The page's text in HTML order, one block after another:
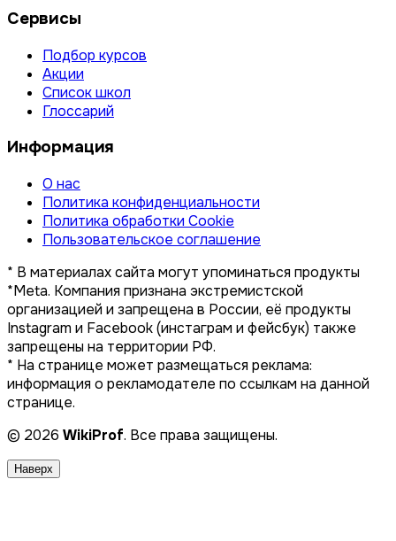
Сервисы
Подбор курсов
Акции
Список школ
Глоссарий
Информация
О нас
Политика конфиденциальности
Политика обработки Cookie
Пользовательское соглашение
* В материалах сайта могут упоминаться продукты
*Meta. Компания признана экстремистской
организацией и запрещена в России, её продукты
Instagram и Facebook (инстаграм и фейсбук) также
запрещены на территории РФ.
* На странице может размещаться реклама:
информация о рекламодателе по ссылкам на данной
странице.
© 2026 WikiProf. Все права защищены.
Наверх